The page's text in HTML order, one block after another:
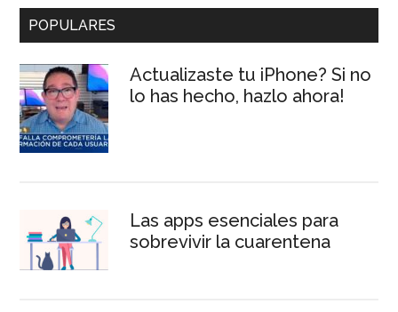
Primary
POPULARES
Actualizaste tu iPhone? Si no
lo has hecho, hazlo ahora!
Las apps esenciales para
sobrevivir la cuarentena